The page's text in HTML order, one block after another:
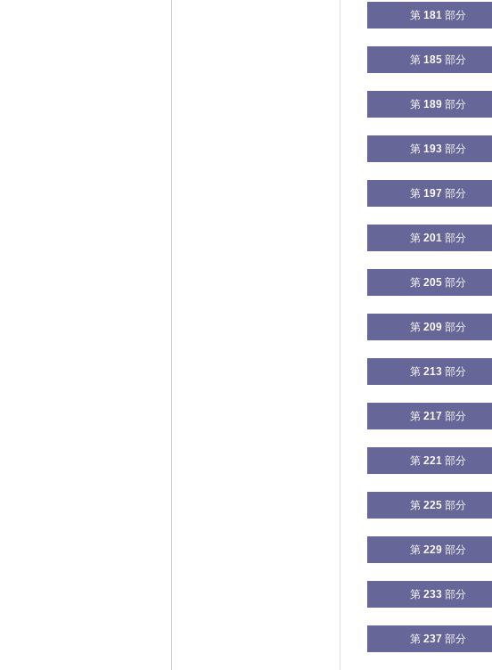
第 181部分
第 185部分
第 189部分
第 193部分
第 197 部分
第 201部分
第 205部分
第 209部分
第 213部分
第 217 部分
第 221部分
第 225部分
第 229部分
第 233部分
第 237 部分